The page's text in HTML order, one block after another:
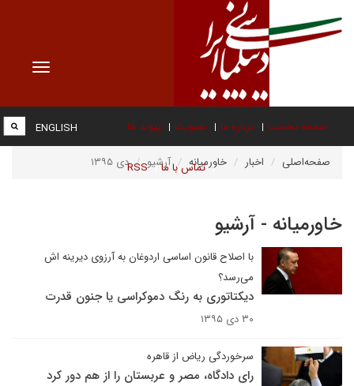
Toggle
صفحه نخست درباره ما عضویت پیوند ها
تماس با ما RSS
ENGLISH
صفحه‌اصلی اخبار خاورمیانه آرشیو دی ۱۳۹۵
خاورمیانه - آرشیو
با اصلاح قانون اساسی اردوغان به آرزوی دیرینه اش
می‌رسد؟
دیکتاتوری به رنگ دموکراسی یا جنون قدرت
۳۰ دی ۱۳۹۵
سرخوردگی ریاض از قاهره
رای دادگاه، مصر و عربستان را از هم دور کرد